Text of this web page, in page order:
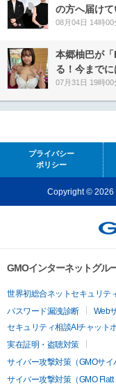
の方へ届けて
08月04日 14時00
本郷柚巴が
る！今まで
07月31日 19時00
プライバシー
ポリシー
Copyright © 2026
GMOインターネットグル
世界初総合ネットセキュリテ
パスワード漏洩診断
Web
セキュリティ相談AIチャット
実在証明・盗聴対策
サイバー攻撃対策（GMOサイ
サイバー攻撃対策（GMO Flatt